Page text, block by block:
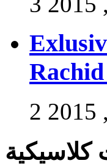
كلاسيكية